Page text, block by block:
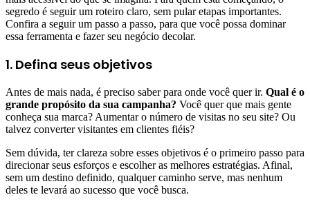
segredo é seguir um roteiro claro, sem pular etapas importantes.
Confira a seguir um passo a passo, para que você possa dominar
essa ferramenta e fazer seu negócio decolar.
1. Defina seus objetivos
Antes de mais nada, é preciso saber para onde você quer ir. Qual é o
grande propósito da sua campanha? Você quer que mais gente
conheça sua marca? Aumentar o número de visitas no seu site? Ou
talvez converter visitantes em clientes fiéis?
Sem dúvida, ter clareza sobre esses objetivos é o primeiro passo para
direcionar seus esforços e escolher as melhores estratégias. Afinal,
sem um destino definido, qualquer caminho serve, mas nenhum
deles te levará ao sucesso que você busca.